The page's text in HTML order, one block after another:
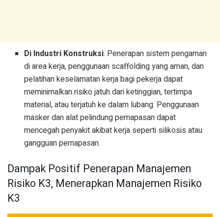
Di Industri Konstruksi: Penerapan sistem pengaman
di area kerja, penggunaan scaffolding yang aman, dan
pelatihan keselamatan kerja bagi pekerja dapat
meminimalkan risiko jatuh dari ketinggian, tertimpa
material, atau terjatuh ke dalam lubang. Penggunaan
masker dan alat pelindung pernapasan dapat
mencegah penyakit akibat kerja seperti silikosis atau
gangguan pernapasan.
Dampak Positif Penerapan Manajemen
Risiko K3, Menerapkan Manajemen Risiko
K3